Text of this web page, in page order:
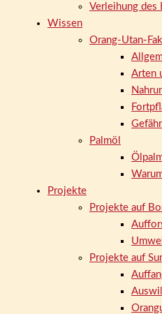
Verleihung des
Wissen
Orang-Utan-
Arten
Palmöl
Projekte
Projekte auf
Projekte auf